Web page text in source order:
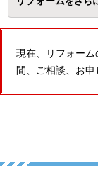
現在、リフォー
間、ご相談、お